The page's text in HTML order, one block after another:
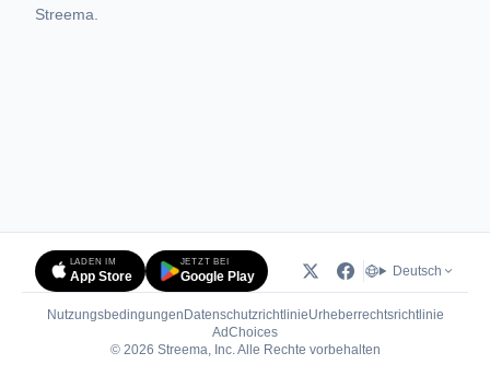
Streema.
LADEN IM
App Store
JETZT BEI
Google Play Deutsch
Nutzungsbedingungen DatenschutzrichtlinieUrheberrechtsrichtlinie
AdChoices(öffnet in neuem Tab)
© 2026 Streema, Inc. Alle Rechte vorbehalten